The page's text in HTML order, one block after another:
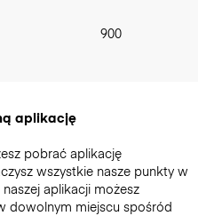
900
aplikację
pobrać aplikację
wszystkie nasze punkty w
aplikacji możesz
dowolnym miejscu spośród